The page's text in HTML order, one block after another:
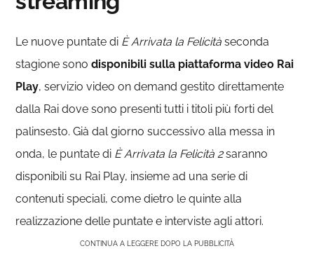
Le nuove puntate di È Arrivata la Felicitàseconda
stagione sonodisponibili sulla piattaforma video Rai
Play, servizio video on demand gestito direttamente
dalla Rai dove sono presenti tutti i titoli più forti del
palinsesto. Già dal giorno successivo alla messa in
onda, le puntate di È Arrivata la Felicità 2saranno
disponibili su Rai Play, insieme ad una serie di
contenuti speciali, come dietro le quinte alla
realizzazione delle puntate e interviste agli attori.
CONTINUA A LEGGERE DOPO LA PUBBLICITÀ